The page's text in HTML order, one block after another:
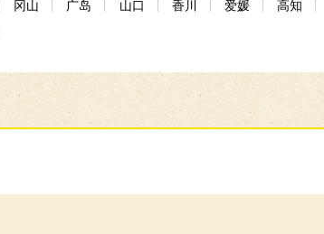
冈山 广岛 山口 香川 爱媛
高知